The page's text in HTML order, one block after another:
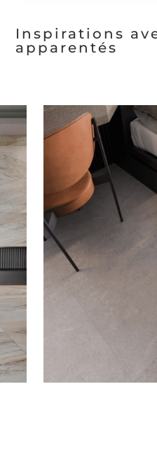
Inspirations
apparentés